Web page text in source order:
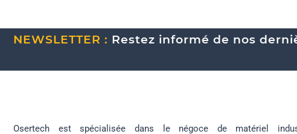
NEWSLETTER : Restez informé de nos
Osertech est spécialisée dans le négoce de matériel